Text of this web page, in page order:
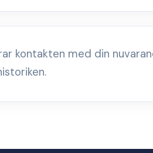
kontakten med din